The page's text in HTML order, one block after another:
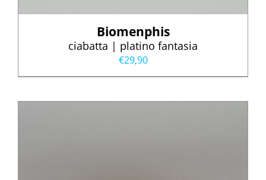
Biomenphis
ciabatta | platino fantasia
€29,90